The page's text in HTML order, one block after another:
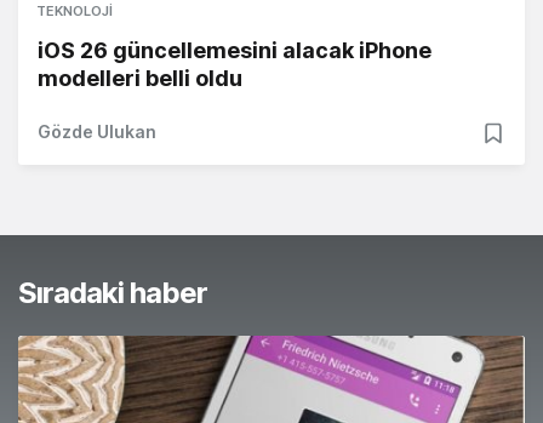
TEKNOLOJI
iOS 26 güncellemesini alacak iPhone
modelleri belli oldu
Gözde Ulukan
Sıradaki haber